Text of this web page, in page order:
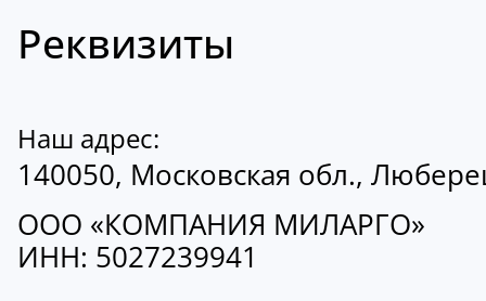
Реквизиты
Наш адрес:
140050, Московская обл.,
ООО «КОМПАНИЯ МИЛАРГО»
ИНН: 5027239941